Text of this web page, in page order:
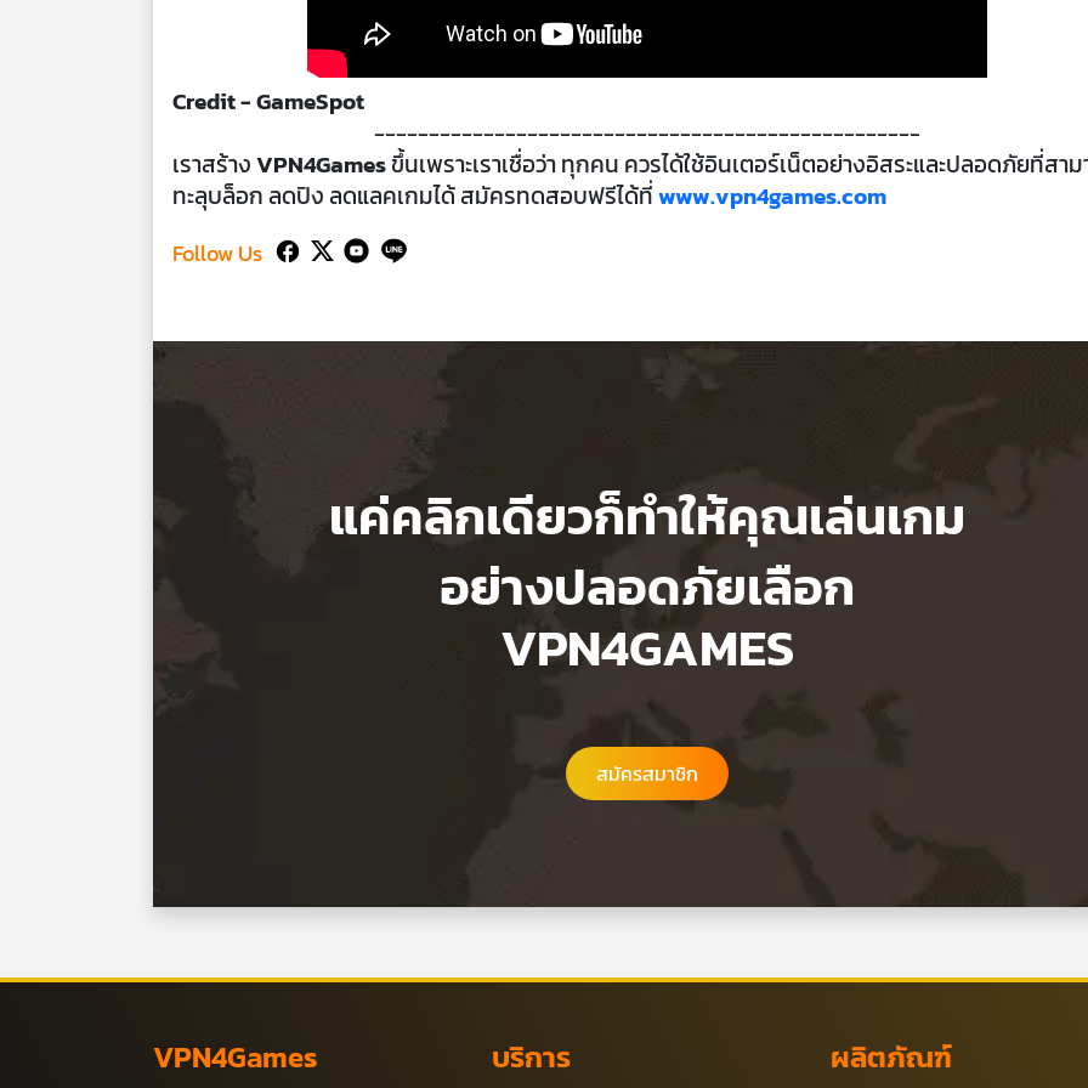
Credit - GameSpot
--------------------------------------------------
เราสร้างVPN4Gamesขึ้นเพราะเราเชื่อว่า ทุกคน ควรได้ใช้อินเตอร์เน็ตอย่างอิสระและปลอดภัยที่สา
ทะลุบล็อก ลดปิง ลดแลคเกมได้ สมัครทดสอบฟรีได้ที่www.vpn4games.com
Follow Us
แค่คลิกเดียวก็ทำให้คุณเล่นเกม
อย่างปลอดภัยเลือก
VPN4GAMES
สมัครสมาชิก
VPN4Games บริการ ผลิตภัณฑ์